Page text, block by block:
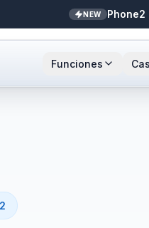
NEW
Funciones
Soporte y éxito